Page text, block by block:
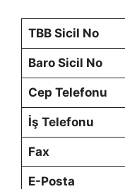
TBB Sicil No
Baro Sicil No
Cep Telefonu
İş Telefonu
Fax
E-Posta